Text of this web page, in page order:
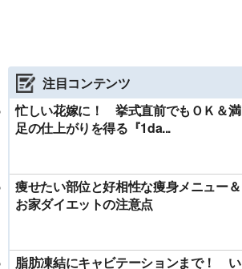
注目コンテンツ
忙しい花嫁に！ 挙式直前でもＯＫ＆満
足の仕上がりを得る『1da...
痩せたい部位と好相性な痩身メニュー＆
お家ダイエットの注意点
脂肪凍結にキャビテーションまで！ い